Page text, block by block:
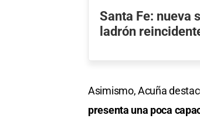
Santa Fe: nueva
ladrón
Asimismo, Acuña
presenta una poca